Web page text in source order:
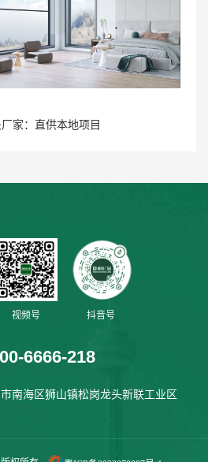
家：直供本地项目
视频号 抖音号
6666-218
南海区狮山镇松岗龙头新联工业区